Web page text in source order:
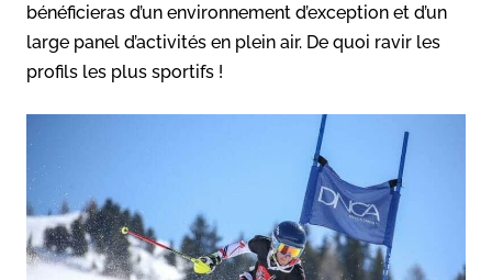
bénéficieras d’un environnement d’exception et d’un
large panel d’activités en plein air. De quoi ravir les
profils les plus sportifs !